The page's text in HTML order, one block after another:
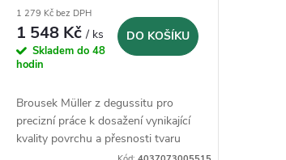
1 279 Kč bez DPH
1 548 Kč/ ks
Skladem do 48
hodin
DO KOŠÍKU
Brousek Müller z degussitu pro
precizní práce k dosažení vynikající
kvality povrchu a přesnosti tvaru